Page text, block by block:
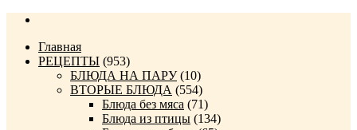
Главная
РЕЦЕПТЫ (953)
БЛЮДА НА ПАРУ(10)
ВТОРЫЕ БЛЮДА (554)
Блюда без мяса (71)
Блюда из птицы (134)